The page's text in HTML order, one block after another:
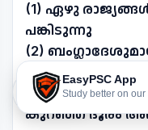
EasyPSC App
Study better on our
74:53
(1) ഏഴു
പങ്കിടുന്നു
(2)
ദൂരം അതിർത്തി
(3)
കുറഞ്ഞ ദൂരം